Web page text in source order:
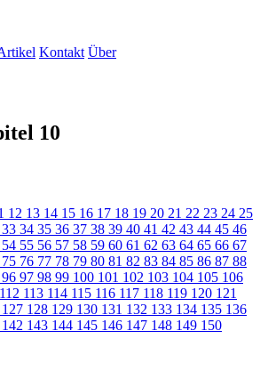
Kontakt Über
10
12 13 14 15 16 17 18 19 20 21 22 23 24 25
33 34 35 36 37 38 39 40 41 42 43 44 45 46
54 55 56 57 58 59 60 61 62 63 64 65 66 67
75 76 77 78 79 80 81 82 83 84 85 86 87 88
96 97 98 99 100 101 102 103 104 105 106
112 113 114 115 116 117 118 119 120 121
127 128 129 130 131 132 133 134 135 136
142 143 144 145 146 147 148 149 150